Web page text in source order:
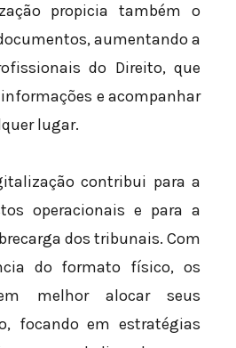
propicia também o
aumentando a
do Direito, que
e acompanhar
lugar.
contribui para a
operacionais e para a
dos tribunais. Com
do formato físico, os
melhor alocar seus
focando em estratégias